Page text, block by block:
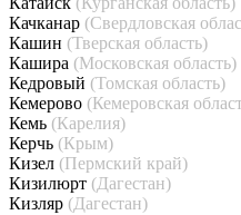
Качканар (Свердловская
Кашин (Тверская область)
Кашира (Московская область)
Кедровый (Томская область)
Кемерово (Кемеровская
Кемь (Карелия)
Керчь (Крым)
Кизел (Пермский край)
Кизилюрт (Дагестан)
Кизляр (Дагестан)